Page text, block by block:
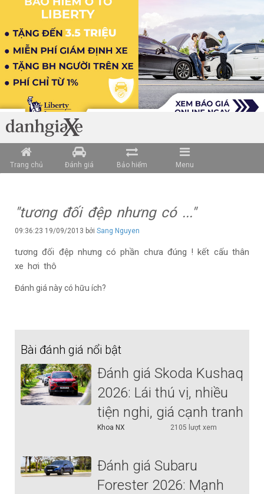
Trang chủ Đánh giá Bảo hiểm Menu
"tương đối đệp nhưng có ..."
09:36:23 19/09/2013 bởi Sang Nguyen
tương đối đệp nhưng có phần chưa đúng ! kết cấu thân
xe hơi thô
Đánh giá này có hữu ích?
Bài đánh giá nổi bật
Đánh giá Skoda Kushaq
2026: Lái thú vị, nhiều
tiện nghi, giá cạnh tranh
Khoa NX 2105 lượt xem
Đánh giá Subaru
Forester 2026: Mạnh